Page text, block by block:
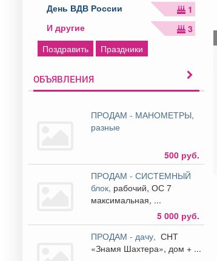
День ВДВ России
1
И другие
3
Поздравить
Праздники
ОБЪЯВЛЕНИЯ
ПРОДАМ - МАНОМЕТРЫ,
разные
500 руб.
ПРОДАМ - СИСТЕМНЫЙ
блок, рабочий, ОС 7
максимальная, ...
5 000 руб.
ПРОДАМ - дачу,СНТ
«Знамя Шахтера», дом + ...